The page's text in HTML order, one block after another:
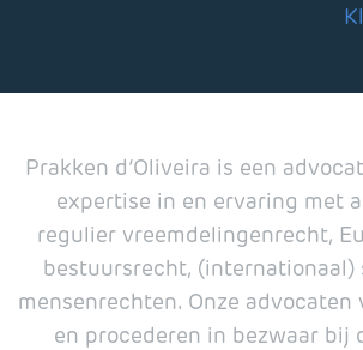
Prakken d’Oliveira is een
expertise in en ervaring met
regulier vreemdelingenrecht,
bestuursrecht,
mensenrechten. Onze advocaten
en procederen in bezwaar bij